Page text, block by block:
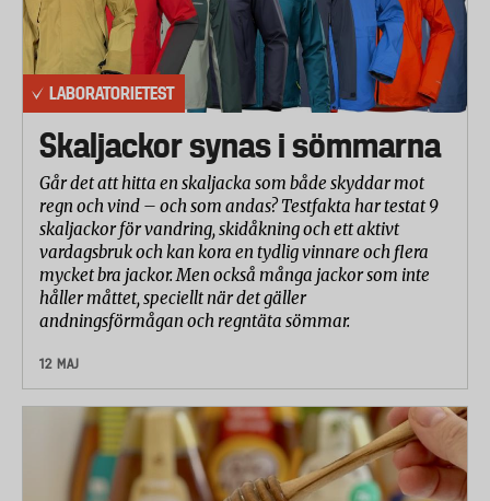
- Oljud
- Vibrationer
- Allmän komfort
Betygsättning
För att få fram ett totalbetyg har resultaten från de
olika momenten getts följande vikt: Blåsa ihop löv
60 procent, suga upp löv och kompostera 20
procent, användarvänlighet 10 procent, bullernivå 5
procent, blåshastighet 5 procent.
LABORATORIETEST
Skaljackor synas i sömmarna
Går det att hitta en skaljacka som både skyddar mot
regn och vind – och som andas? Testfakta har testat 9
skaljackor för vandring, skidåkning och ett aktivt
vardagsbruk och kan kora en tydlig vinnare och flera
mycket bra jackor. Men också många jackor som inte
håller måttet, speciellt när det gäller
andningsförmågan och regntäta sömmar.
12 MAJ